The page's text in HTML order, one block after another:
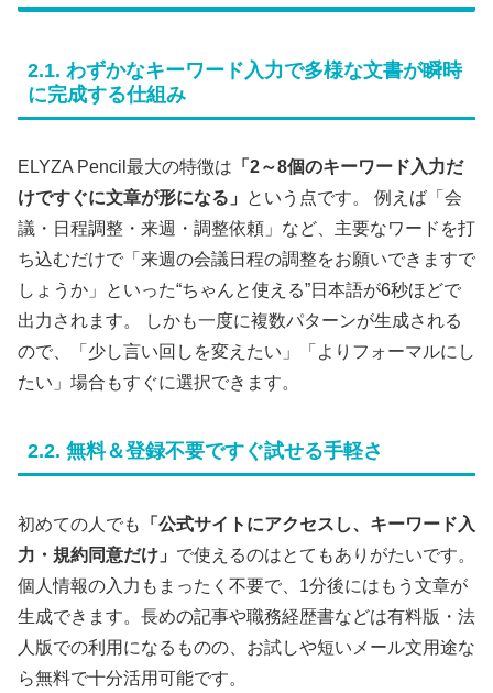
2.1. わずかなキーワード入力で多様な文書が瞬時
に完成する仕組み
ELYZA Pencil最大の特徴は 「2～8個のキーワード入力だ
けですぐに文章が形になる」
という点です。 例えば「会
議・日程調整・来週・調整依頼」など、主要なワードを打
ち込むだけで「来週の会議日程の調整をお願いできますで
しょうか」といった“ちゃんと使える”日本語が6秒ほどで
出力されます。 しかも一度に複数パターンが生成される
ので、「少し言い回しを変えたい」「よりフォーマルにし
たい」場合もすぐに選択できます。
2.2. 無料＆登録不要ですぐ試せる手軽さ
初めての人でも
「公式サイトにアクセスし、キーワード入
力・規約同意だけ」 で使えるのはとてもありがたいです。
個人情報の入力もまったく不要で、1分後にはもう文章が
生成できます。長めの記事や職務経歴書などは有料版・法
人版での利用になるものの、お試しや短いメール文用途な
ら無料で十分活用可能です。